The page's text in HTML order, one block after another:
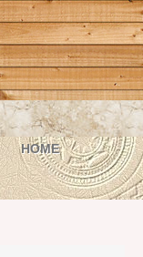
HOME